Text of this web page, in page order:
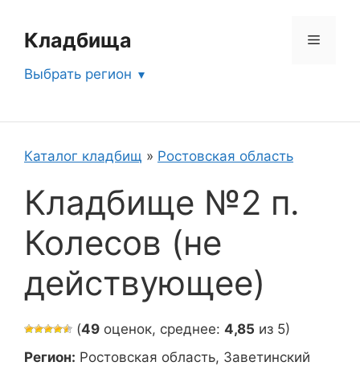
содержимому
Кладбища Меню
Выбрать регион
Каталог кладбищ » Ростовская область
Кладбище №2 п.
Колесов (не
действующее)
(49 оценок, среднее: 4,85 из 5)
Регион: Ростовская область, Заветинский